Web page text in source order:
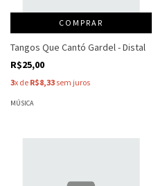
COMPRAR
Tangos Que Cantó Gardel - Distal
R$25,00
3x de R$8,33 sem juros
MÚSICA